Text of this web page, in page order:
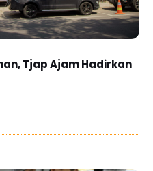
Tjap Ajam Hadirkan